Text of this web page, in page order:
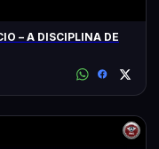
– A DISCIPLINA DE